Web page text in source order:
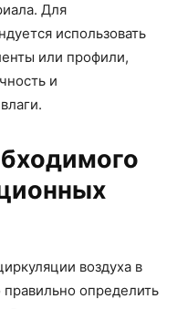
Для
использовать
или профили,
и
воздуха в
определить